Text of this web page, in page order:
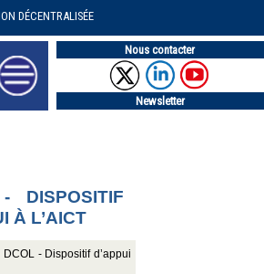
DÉCENTRALISÉE
Nous contacter
Newsletter
DISPOSITIF
À L’AICT
DCOL - Dispositif d’appui